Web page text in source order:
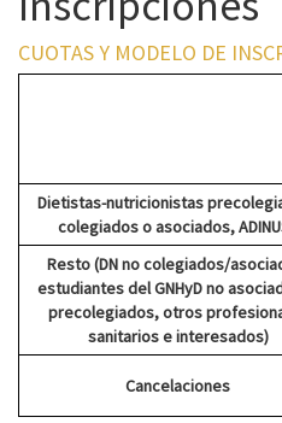
CUOTAS Y MODELO DE
Dietistas-nutricionistas
colegiados o asociados,
Resto (DN no colegiados/
estudiantes del GNHyD no
precolegiados, otros
sanitarios e interesados)
Cancelaciones